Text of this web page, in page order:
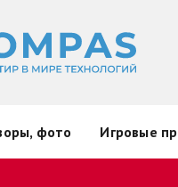
фото Игровые